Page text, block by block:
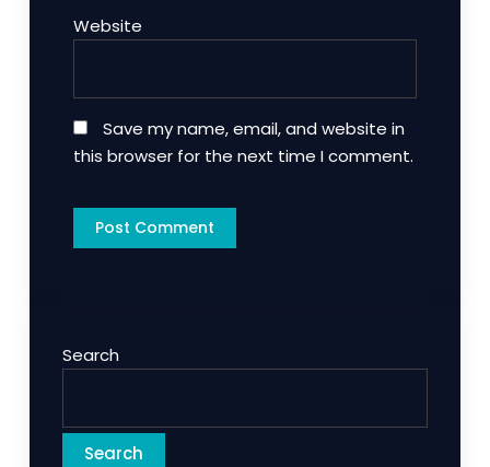
Website
Save my name, email, and website in
this browser for the next time I comment.
Search
Search